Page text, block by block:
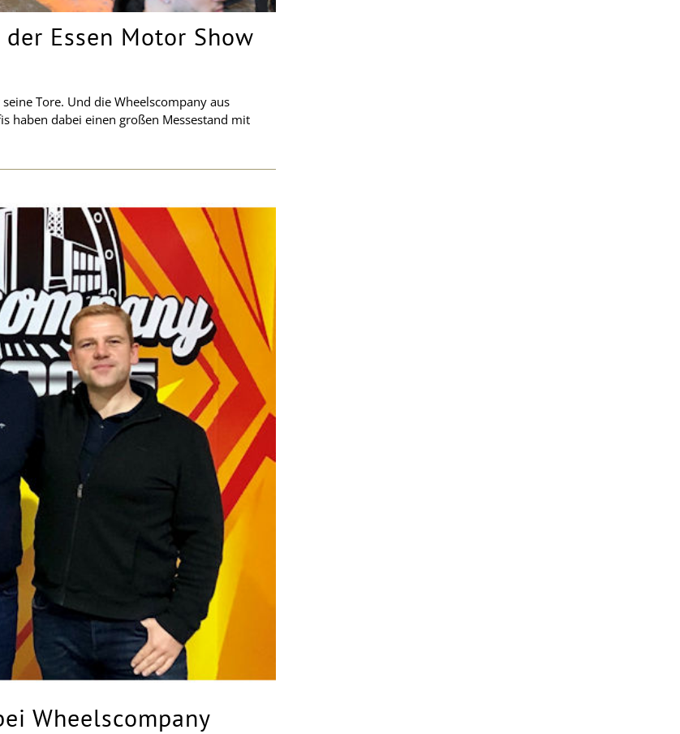
Essen Motor Show
Tore. Und die Wheelscompany aus
haben dabei einen großen Messestand mit
Wheelscompany